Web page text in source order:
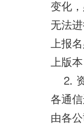
变化
无法
上报
上版本
⒉ 资
各通
由各